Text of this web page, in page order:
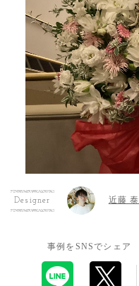
Designer 近藤
事例をSNSでシェア